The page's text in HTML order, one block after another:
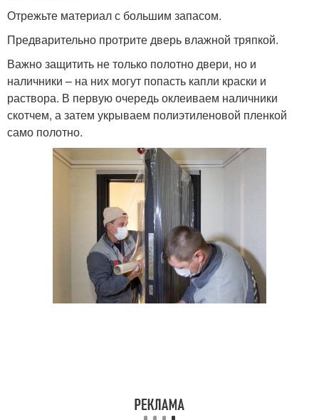
Отрежьте материал с большим запасом.
Предварительно протрите дверь влажной тряпкой.
Важно защитить не только полотно двери, но и
наличники – на них могут попасть капли краски и
раствора. В первую очередь оклеиваем наличники
скотчем, а затем укрываем полиэтиленовой пленкой
само полотно.